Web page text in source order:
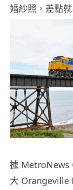
婚紗照，差點就
據 MetroNews
大 Orangeville